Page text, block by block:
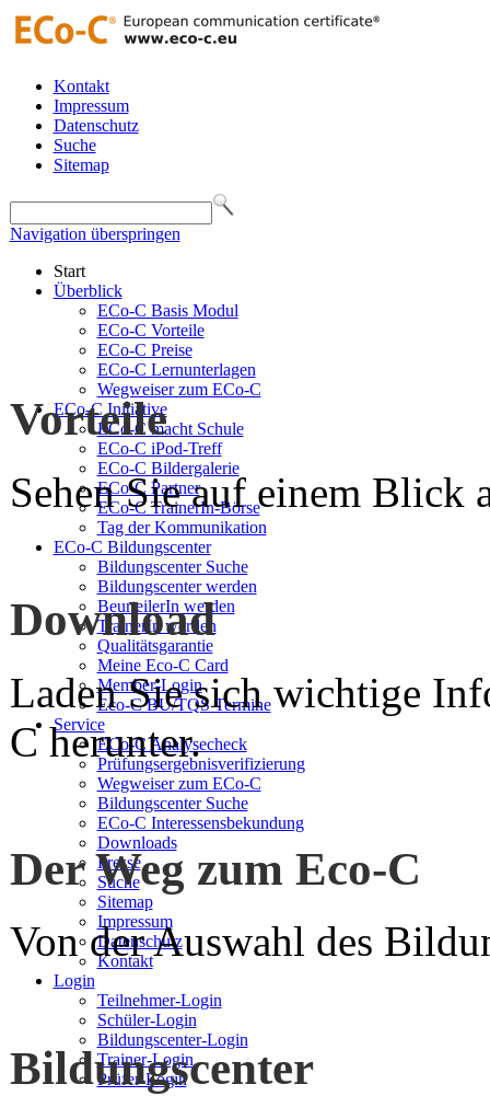
Kontakt
Impressum
Datenschutz
Suche
Sitemap
Navigation überspringen
Start
Überblick
ECo-C Basis Modul
ECo-C Vorteile
ECo-C Preise
ECo-C Lernunterlagen
Wegweiser zum ECo-C
ECo-C Initiative
ECo-C macht Schule
ECo-C iPod-Treff
ECo-C Bildergalerie
ECo-C Partner
ECo-C TrainerIn-Börse
Tag der Kommunikation
ECo-C Bildungscenter
Bildungscenter Suche
Bildungscenter werden
BeurteilerIn werden
TrainerIn werden
Qualitätsgarantie
Meine Eco-C Card
Member-Login
Eco-C BU/TQS Termine
Service
ECo-C Analysecheck
Prüfungsergebnisverifizierung
Wegweiser zum ECo-C
Bildungscenter Suche
ECo-C Interessensbekundung
Downloads
Presse
Suche
Sitemap
Impressum
Datenschutz
Kontakt
Login
Teilnehmer-Login
Schüler-Login
Bildungscenter-Login
Trainer-Login
Prüfer-Login
Vorteile
Sehen Sie auf einem Blick
Download
Laden Sie sich wichtige
C herunter.
Der Weg zum Eco-C
Von der Auswahl des
Bildungscenter